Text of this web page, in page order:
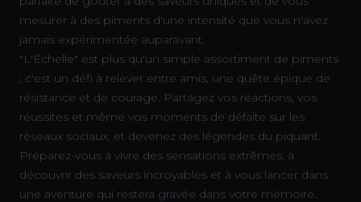
mesurer à des piments d'une intensité que vous n'avez
jamais expérimentée auparavant.
"L'Échelle" est plus qu'un simple assortiment de piments
; c'est un défi à relever entre amis, une quête épique de
résistance et de courage. Partagez vos réactions, vos
réussites et même vos moments de défaite sur les
réseaux sociaux, et devenez des légendes du piquant.
Préparez-vous à vivre des sensations extrêmes, à
découvrir des saveurs incroyables et à vous lancer dans
une aventure qui restera gravée dans votre mémoire.